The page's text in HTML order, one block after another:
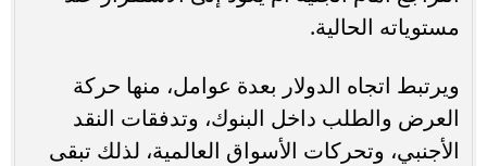
مستوياته الحالية.
ويرتبط اتجاه الدولار بعدة عوامل، منها حركة
العرض والطلب داخل البنوك، وتدفقات النقد
الأجنبي، وتحركات الأسواق العالمية، لذلك تبقى